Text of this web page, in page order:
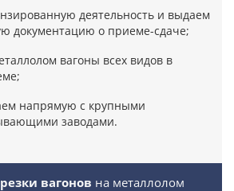
деятельность и выдаем
документацию о приеме-сдаче;
вагоны всех видов в
напрямую с крупными
заводами.
вагонов на металлолом